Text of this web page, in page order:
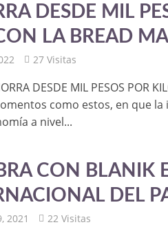
DESDE MIL
LA BREAD
27 Visitas
DESDE MIL PESOS POR
como estos, en que
a nivel...
CON BLANIK
DEL
2021 22 Visitas